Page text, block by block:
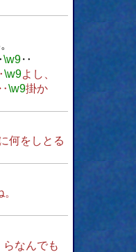
\w9‥
\w9よし、
\w9掛か
何をしとる
らなんでも